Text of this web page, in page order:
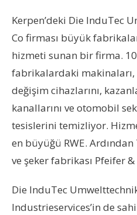
Kerpen’deki Die InduTec
Co firması büyük
hizmeti sunan bir firma.
fabrikalardaki makinaları,
değişim cihazlarını,
kanallarını ve otomobil
tesislerini temizliyor.
en büyüğü RWE.
ve şeker fabrikası Pfeifer
Die InduTec
Industrieservices’in de